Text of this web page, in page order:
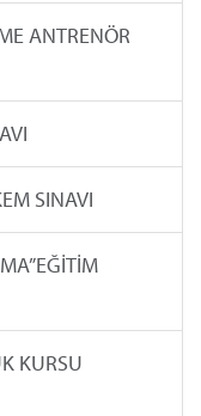
ANTRENÖR
SINAVI
KURSU